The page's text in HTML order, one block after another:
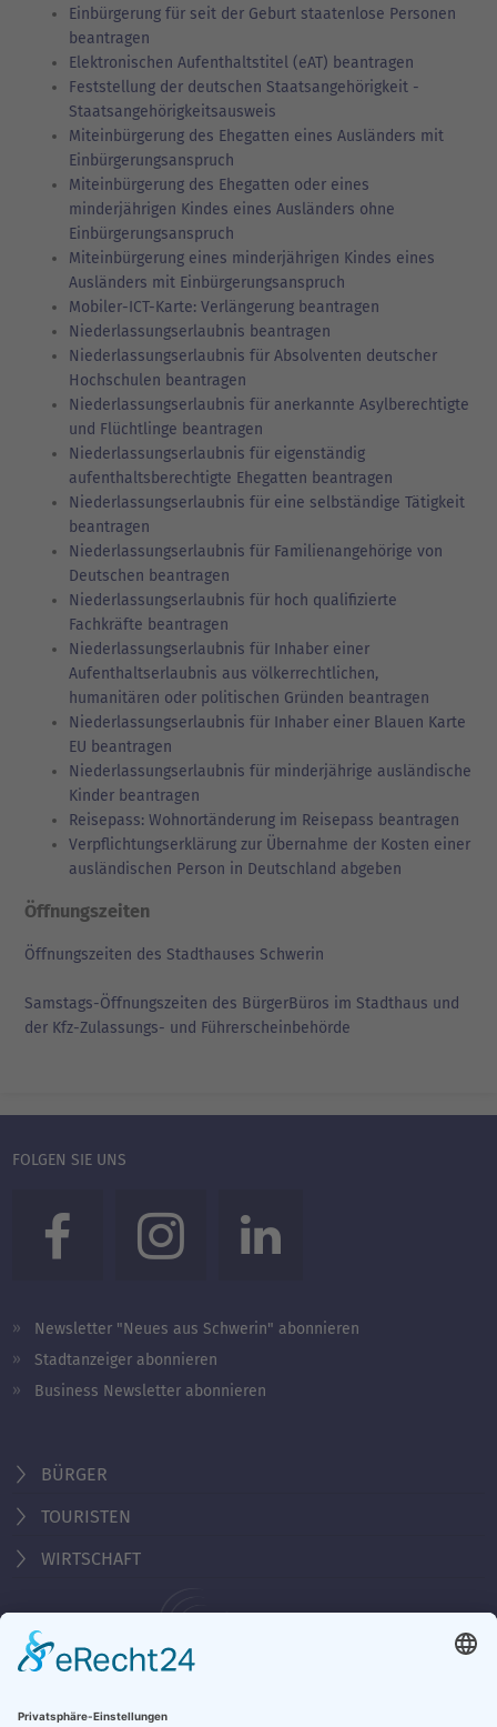
Einbürgerung für seit der Geburt staatenlose Personen
beantragen
Elektronischen Aufenthaltstitel (eAT) beantragen
Feststellung der deutschen Staatsangehörigkeit -
Staatsangehörigkeitsausweis
Miteinbürgerung des Ehegatten eines Ausländers mit
Einbürgerungsanspruch
Miteinbürgerung des Ehegatten oder eines
minderjährigen Kindes eines Ausländers ohne
Einbürgerungsanspruch
Miteinbürgerung eines minderjährigen Kindes eines
Ausländers mit Einbürgerungsanspruch
Mobiler-ICT-Karte: Verlängerung beantragen
Niederlassungserlaubnis beantragen
Niederlassungserlaubnis für Absolventen deutscher
Hochschulen beantragen
Niederlassungserlaubnis für anerkannte Asylberechtigte
und Flüchtlinge beantragen
Niederlassungserlaubnis für eigenständig
aufenthaltsberechtigte Ehegatten beantragen
Niederlassungserlaubnis für eine selbständige Tätigkeit
beantragen
Niederlassungserlaubnis für Familienangehörige von
Deutschen beantragen
Niederlassungserlaubnis für hoch qualifizierte
Fachkräfte beantragen
Niederlassungserlaubnis für Inhaber einer
Aufenthaltserlaubnis aus völkerrechtlichen,
humanitären oder politischen Gründen beantragen
Niederlassungserlaubnis für Inhaber einer Blauen Karte
EU beantragen
Niederlassungserlaubnis für minderjährige ausländische
Kinder beantragen
Reisepass: Wohnortänderung im Reisepass beantragen
Verpflichtungserklärung zur Übernahme der Kosten einer
ausländischen Person in Deutschland abgeben
Öffnungszeiten
Öffnungszeiten des Stadthauses Schwerin
Samstags-Öffnungszeiten des BürgerBüros im Stadthaus und
der Kfz-Zulassungs- und Führerscheinbehörde
FOLGEN SIE UNS
Newsletter "Neues aus Schwerin" abonnieren
Stadtanzeiger abonnieren
Business Newsletter abonnieren
BÜRGER
TOURISTEN
WIRTSCHAFT
Behördennummer 115
KONTAKT